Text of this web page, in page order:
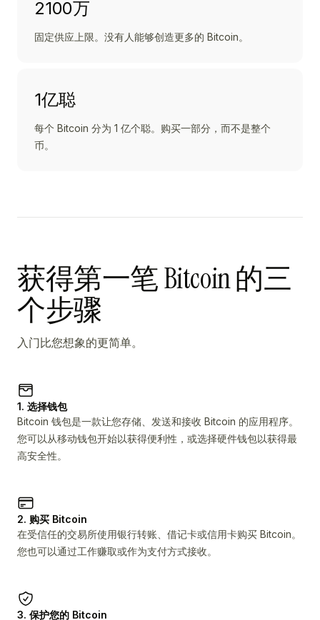
2100万
固定供应上限。没有人能够创造更多的 Bitcoin。
1亿聪
每个 Bitcoin 分为 1 亿个聪。购买一部分，而不是整个
币。
获得第一笔 Bitcoin 的三
个步骤
入门比您想象的更简单。
1. 选择钱包
Bitcoin 钱包是一款让您存储、发送和接收 Bitcoin 的应用程序。
您可以从移动钱包开始以获得便利性，或选择硬件钱包以获得最
高安全性。
2. 购买 Bitcoin
在受信任的交易所使用银行转账、借记卡或信用卡购买 Bitcoin。
您也可以通过工作赚取或作为支付方式接收。
3. 保护您的 Bitcoin